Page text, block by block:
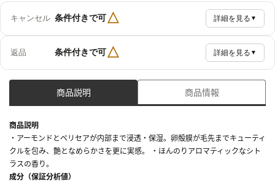
キャンセル 条件付きで可△ 詳細を見る ▼
返品 条件付きで可△ 詳細を見る ▼
商品説明 商品情報
商品説明
・アーモンドとペリセアが内部まで浸透・保湿。卵殻膜が毛先までキューティ
クルを包み、艶となめらかさを更に実感。 ・ほんのりアロマティックなシト
ラスの香り。
成分（保証分析値）